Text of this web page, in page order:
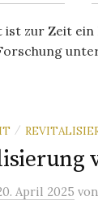
zur Zeit ein
/
April 2025 von